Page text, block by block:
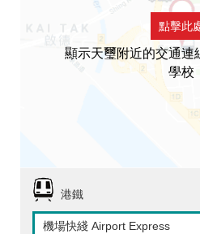
點擊此
顯示天璽附近的交通連
學校
港鐵
機場快綫 Airport Express